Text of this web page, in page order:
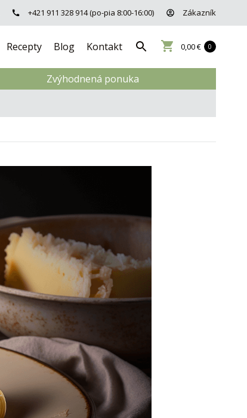
+421 911 328 914 (po-pia 8:00-16:00) Zákazník
Recepty Blog Kontakt 0,00 € 0
Zvýhodnená ponuka